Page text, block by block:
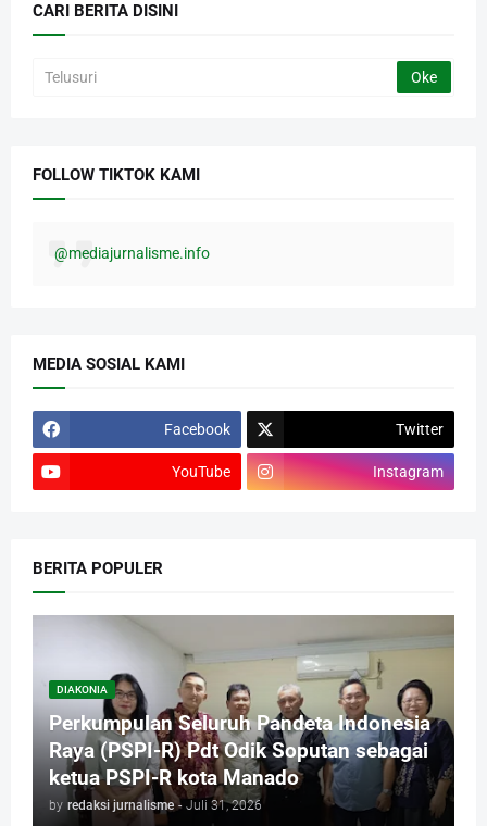
CARI BERITA DISINI
FOLLOW TIKTOK KAMI
@mediajurnalisme.info
MEDIA SOSIAL KAMI
Facebook Twitter
YouTube Instagram
BERITA POPULER
DIAKONIA
Perkumpulan Seluruh Pandeta Indonesia
Raya (PSPI-R) Pdt Odik Soputan sebagai
ketua PSPI-R kota Manado
by redaksi jurnalisme - Juli 31, 2026